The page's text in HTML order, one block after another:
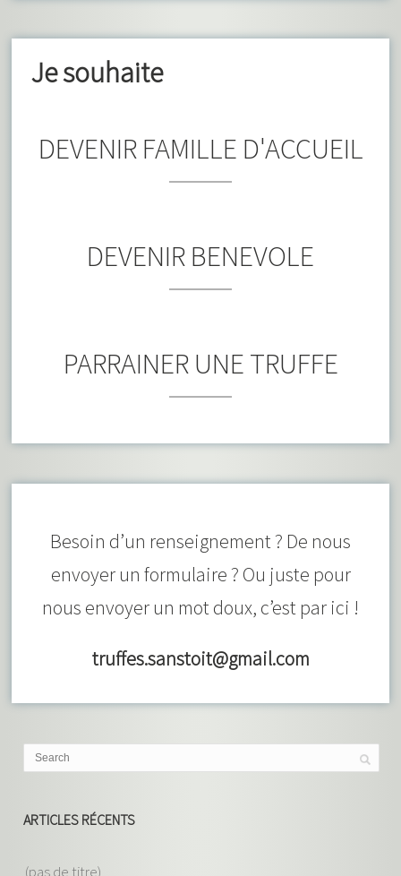
Je souhaite
DEVENIR FAMILLE D'ACCUEIL
DEVENIR BENEVOLE
PARRAINER UNE TRUFFE
Besoin d’un renseignement ? De nous
envoyer un formulaire ? Ou juste pour
nous envoyer un mot doux, c’est par ici !
truffes.sanstoit@gmail.com
ARTICLES RÉCENTS
(pas de titre)